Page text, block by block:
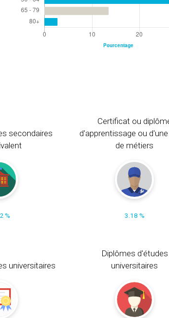
secondaires
%
Certificat ou
d'apprentissage ou
de métiers
3.18 %
universitaires
Diplômes d'études
universitaires